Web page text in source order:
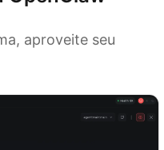
aproveite seu